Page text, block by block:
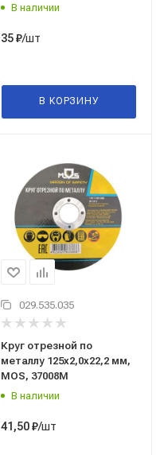
В наличии
35₽/шт
В КОРЗИНУ
029.535.035
Круг отрезной по
металлу 125x2,0x22,2 мм,
MOS, 37008М
В наличии
41,50₽/шт